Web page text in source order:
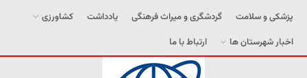
پزشکی و سلامت
گردشگری و میراث فرهنگی یادداشت
کشاورزی
اخبار شهرستان ها
ارتباط با ما